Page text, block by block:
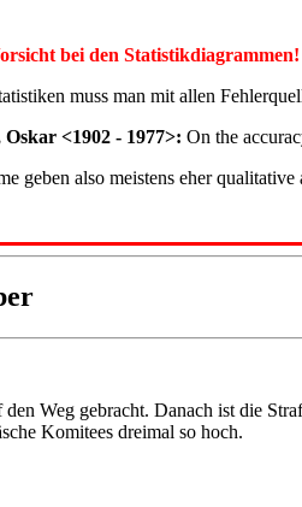
bei den Statistikdiagrammen!
muss man mit allen
<1902 - 1977>: On the
geben also meistens eher
Weg gebracht. Danach ist die
Komitees dreimal so hoch.